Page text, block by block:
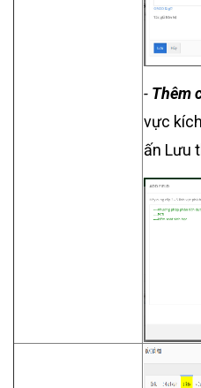
- Thêm
vực
ấn Lưu